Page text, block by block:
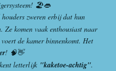
🏖️👄
houders zweren erbij dat hun
Ze komen vaak enthousiast naar
de kamer binnenkomt. Het
! 🧠👋
letterlijk "kaketoe-achtig".